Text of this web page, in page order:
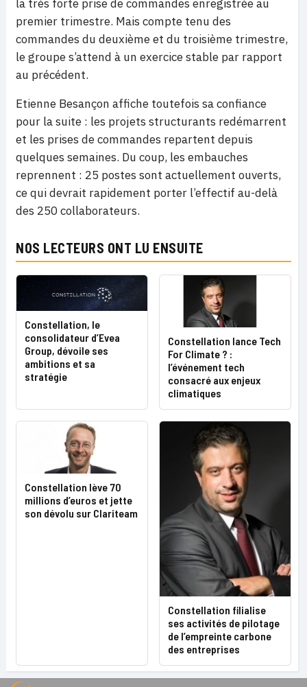
la très forte prise de commandes enregistrée au
premier trimestre. Mais compte tenu des
commandes du deuxième et du troisième trimestre,
le groupe s’attend à un exercice stable par rapport
au précédent.
Etienne Besançon affiche toutefois sa confiance
pour la suite : les projets structurants redémarrent
et les prises de commandes repartent depuis
quelques semaines. Du coup, les embauches
reprennent : 25 postes sont actuellement ouverts,
ce qui devrait rapidement porter l’effectif au-delà
des 250 collaborateurs.
NOS LECTEURS ONT LU ENSUITE
Constellation, le
consolidateur d’Evea
Group, dévoile ses
ambitions et sa
stratégie
Constellation lance Tech
For Climate ? :
l’événement tech
consacré aux enjeux
climatiques
Constellation lève 70
millions d’euros et jette
son dévolu sur Clariteam
Constellation filialise
ses activités de pilotage
de l’empreinte carbone
des entreprises